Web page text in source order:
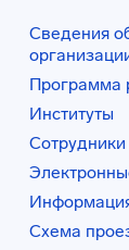
Сведения
Программа
Институты
Схема